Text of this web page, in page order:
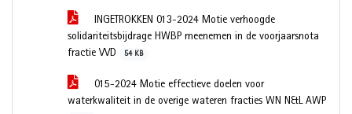
INGETROKKEN 013-2024 Motie verhoogde
solidariteitsbijdrage HWBP meenemen in de voorjaarsnota
fractie VVD
54 KB
015-2024 Motie effectieve doelen voor
waterkwaliteit in de overige wateren fracties WN N&L AWP